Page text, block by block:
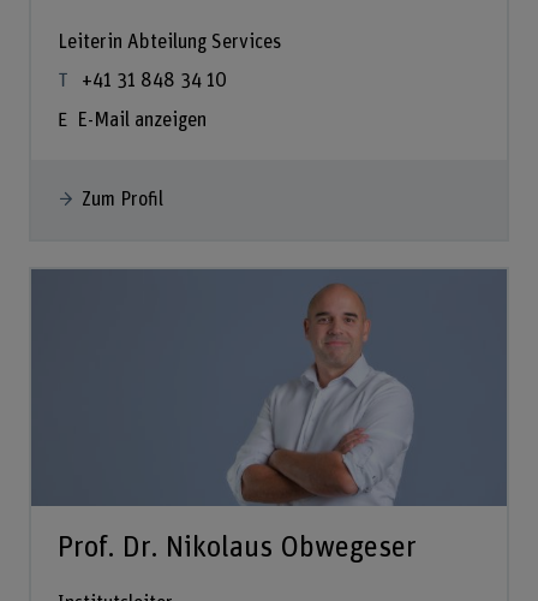
Leiterin Abteilung Services
+41 31 848 34 10
E-Mail anzeigen
Zum Profil
Prof. Dr. Nikolaus Obwegeser